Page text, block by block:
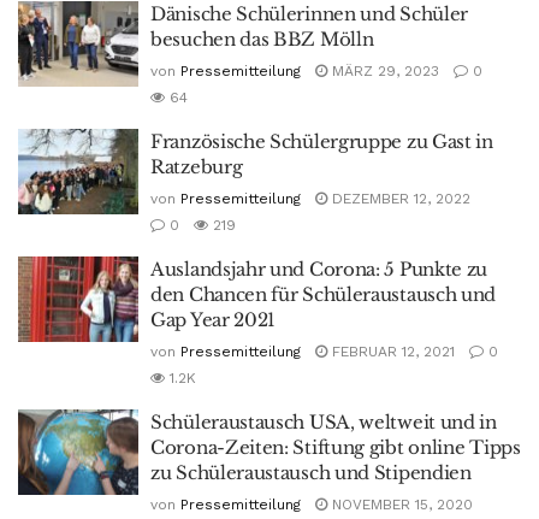
Dänische Schülerinnen und Schüler
besuchen das BBZ Mölln
von Pressemitteilung MÄRZ 29, 2023
0
64
Französische Schülergruppe zu Gast in
Ratzeburg
von Pressemitteilung
DEZEMBER 12, 2022
0
219
Auslandsjahr und Corona: 5 Punkte zu
den Chancen für Schüleraustausch und
Gap Year 2021
von Pressemitteilung FEBRUAR 12, 2021
0
1.2K
Schüleraustausch USA, weltweit und in
Corona-Zeiten: Stiftung gibt online Tipps
zu Schüleraustausch und Stipendien
von Pressemitteilung
NOVEMBER 15, 2020